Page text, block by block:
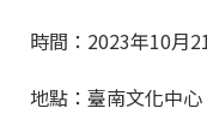
時間：2023年10月
地點：臺南文化中